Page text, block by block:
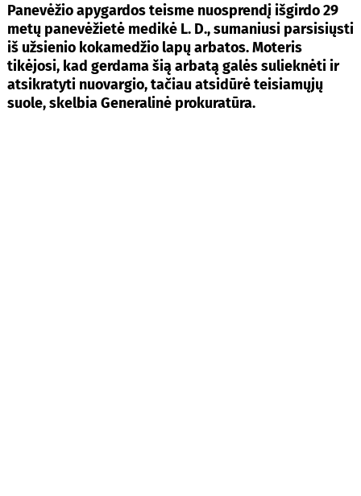
Panevėžio apygardos teisme nuosprendį išgirdo 29
metų panevėžietė medikė L. D., sumaniusi parsisiųsti
iš užsienio kokamedžio lapų arbatos. Moteris
tikėjosi, kad gerdama šią arbatą galės sulieknėti ir
atsikratyti nuovargio, tačiau atsidūrė teisiamųjų
suole, skelbia Generalinė prokuratūra.